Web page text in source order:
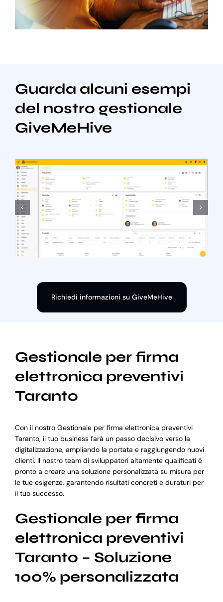
Guarda alcuni esempi
del nostro gestionale
GiveMeHive
Richiedi informazioni su GiveMeHive
Gestionale per firma
elettronica preventivi
Taranto
Con il nostro Gestionale per firma elettronica preventivi
Taranto, il tuo business farà un passo decisivo verso la
digitalizzazione, ampliando la portata e raggiungendo nuovi
clienti. Il nostro team di sviluppatori altamente qualificati è
pronto a creare una soluzione personalizzata su misura per
le tue esigenze, garantendo risultati concreti e duraturi per
il tuo successo.
Gestionale per firma
elettronica preventivi
Taranto – Soluzione
100% personalizzata